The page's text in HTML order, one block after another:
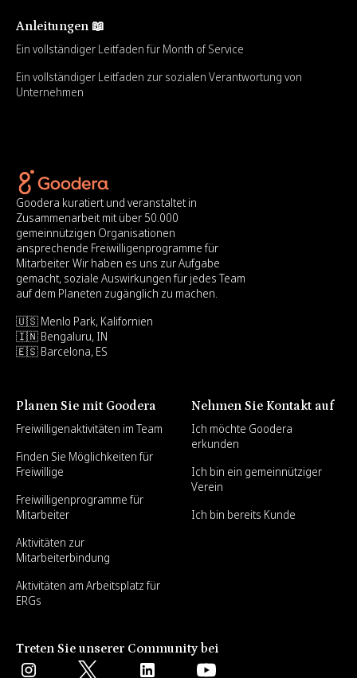
Anleitungen 📖
Ein vollständiger Leitfaden für Month of Service
Ein vollständiger Leitfaden zur sozialen Verantwortung von
Unternehmen
Goodera kuratiert und veranstaltet in
Zusammenarbeit mit über 50.000
gemeinnützigen Organisationen
ansprechende Freiwilligenprogramme für
Mitarbeiter. Wir haben es uns zur Aufgabe
gemacht, soziale Auswirkungen für jedes Team
auf dem Planeten zugänglich zu machen.
🇺🇸 Menlo Park, Kalifornien
🇮🇳 Bengaluru, IN
🇪🇸 Barcelona, ES
Planen Sie mit Goodera
Freiwilligenaktivitäten im Team
Finden Sie Möglichkeiten für
Freiwillige
Freiwilligenprogramme für
Mitarbeiter
Aktivitäten zur
Mitarbeiterbindung
Aktivitäten am Arbeitsplatz für
ERGs
Nehmen Sie Kontakt auf
Ich möchte Goodera
erkunden
Ich bin ein gemeinnütziger
Verein
Ich bin bereits Kunde
Treten Sie unserer Community bei